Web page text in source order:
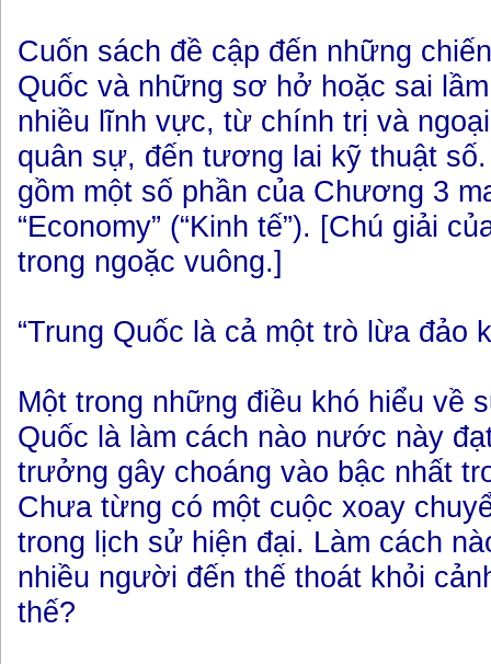
Cuốn sách đề cập đến những
Quốc và những sơ hở hoặc sai
nhiều lĩnh vực, từ chính trị và
quân sự, đến tương lai kỹ thuật
gồm một số phần của Chương 3
“Economy” (“Kinh tế”). [Chú giải
trong ngoặc vuông.]
“Trung Quốc là cả một trò lừa đảo
Một trong những điều khó hiểu về
Quốc là làm cách nào nước này
trưởng gây choáng vào bậc nhất
Chưa từng có một cuộc xoay
trong lịch sử hiện đại. Làm cách
nhiều người đến thế thoát khỏi
thế?